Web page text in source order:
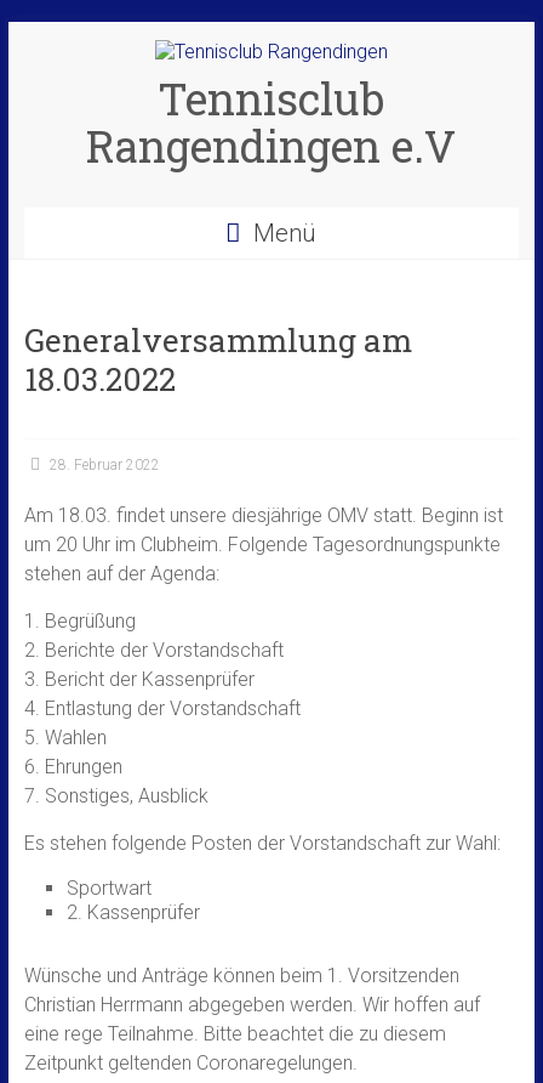
Tennisclub
Rangendingen e.V
Menü
Generalversammlung am
18.03.2022
28. Februar 2022
Am 18.03. findet unsere diesjährige OMV statt. Beginn ist
um 20 Uhr im Clubheim. Folgende Tagesordnungspunkte
stehen auf der Agenda:
1. Begrüßung
2. Berichte der Vorstandschaft
3. Bericht der Kassenprüfer
4. Entlastung der Vorstandschaft
5. Wahlen
6. Ehrungen
7. Sonstiges, Ausblick
Es stehen folgende Posten der Vorstandschaft zur Wahl:
Sportwart
2. Kassenprüfer
Wünsche und Anträge können beim 1. Vorsitzenden
Christian Herrmann abgegeben werden. Wir hoffen auf
eine rege Teilnahme. Bitte beachtet die zu diesem
Zeitpunkt geltenden Coronaregelungen.